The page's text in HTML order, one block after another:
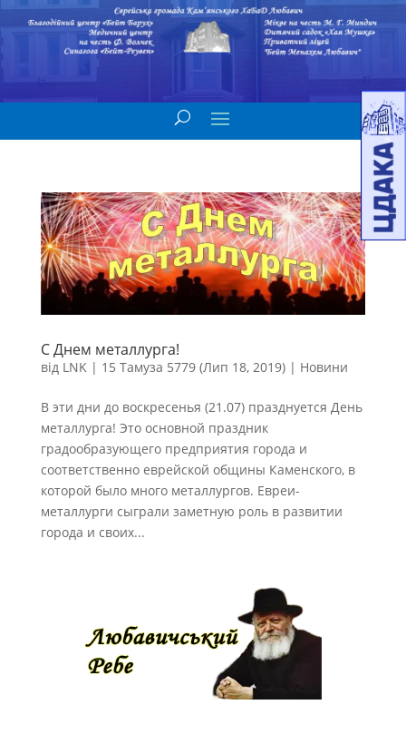
С Днем металлурга!
від LNK | 15 Тамуза 5779 (Лип 18, 2019)| Новини
В эти дни до воскресенья (21.07) празднуется День
металлурга! Это основной праздник
градообразующего предприятия города и
соответственно еврейской общины Каменского, в
которой было много металлургов. Евреи-
металлурги сыграли заметную роль в развитии
города и своих...